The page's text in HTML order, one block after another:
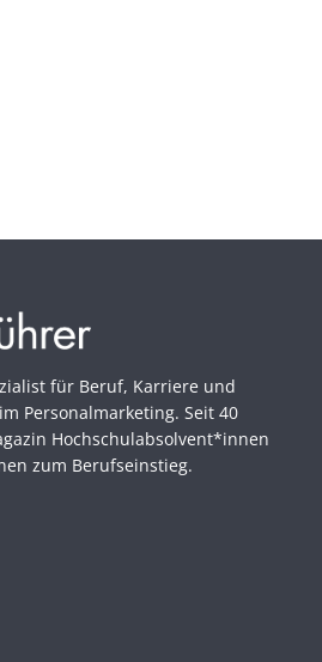
für Beruf, Karriere und
Personal­marketing. Seit 40
Hochschul­absolvent*innen
zum Berufseinstieg.